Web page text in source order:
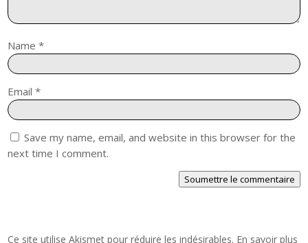
Name*
Email*
Save my name, email, and website in this browser for the
next time I comment.
Soumettre le commentaire
Ce site utilise Akismet pour réduire les indésirables. En savoir plus